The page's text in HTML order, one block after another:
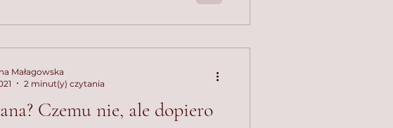
Czemu nie, ale dopiero
Małagowska
2 minut(y) czytania